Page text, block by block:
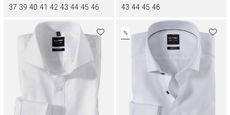
37 39 40 41 42 43 44 45 46 43 44 45 46
%